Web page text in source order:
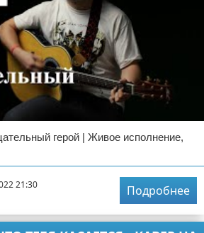
герой | Живое исполнение,
21:30
Подробнее